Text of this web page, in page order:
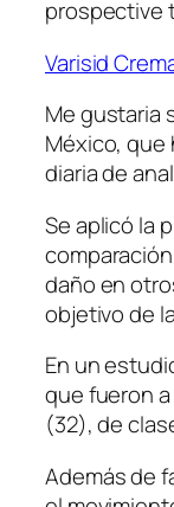
prospective
Varisid
Me gustaria
México, que
diaria de
Se aplicó la
daño en
objetivo de
En un
que fueron
(32), de
Además de